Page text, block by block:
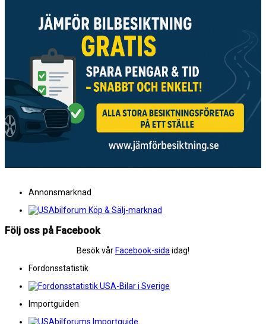
Annonsmarknad
Följ oss på Facebook
Besök vår Facebook-sida idag!
Fordonsstatistik
Importguiden